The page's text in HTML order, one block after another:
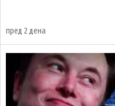
пред 2 дена